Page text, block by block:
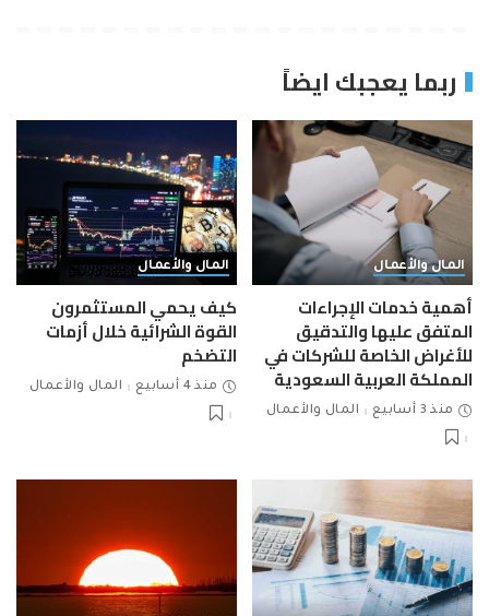
ربما يعجبك ايضاً
المال والأعمال
أهمية خدمات الإجراءات
المتفق عليها والتدقيق
للأغراض الخاصة للشركات في
المملكة العربية السعودية
منذ 3 أسابيع المال والأعمال
المال والأعمال
كيف يحمي المستثمرون
القوة الشرائية خلال أزمات
التضخم
منذ 4 أسابيع المال والأعمال